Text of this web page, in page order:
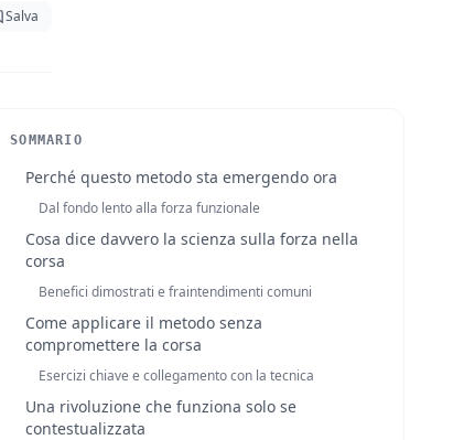
Salva
SOMMARIO
Perché questo metodo sta emergendo ora
Dal fondo lento alla forza funzionale
Cosa dice davvero la scienza sulla forza nella
corsa
Benefici dimostrati e fraintendimenti comuni
Come applicare il metodo senza
compromettere la corsa
Esercizi chiave e collegamento con la tecnica
Una rivoluzione che funziona solo se
contestualizzata